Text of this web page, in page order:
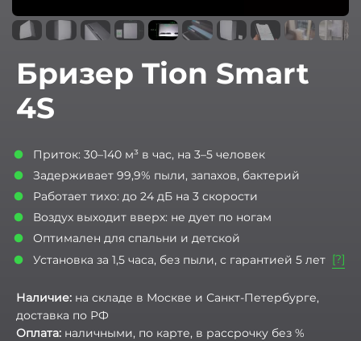
Бризер Tion Smart
4S
Приток: 30–140 м³ в час, на 3–5 человек
Задерживает 99,9% пыли, запахов, бактерий
Работает тихо: до 24 дБ на 3 скорости
Воздух выходит вверх: не дует по ногам
Оптимален для спальни и детской
Установка за 1,5 часа, без пыли, с гарантией 5 лет [?]
Наличие: на складе в Москве и Санкт-Петербурге,
доставка по РФ
Оплата: наличными, по карте, в рассрочку без %